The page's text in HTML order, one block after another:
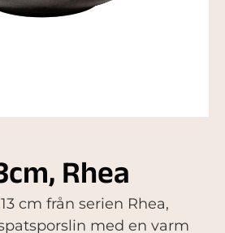
Rhea
cm från serien Rhea,
med en varm